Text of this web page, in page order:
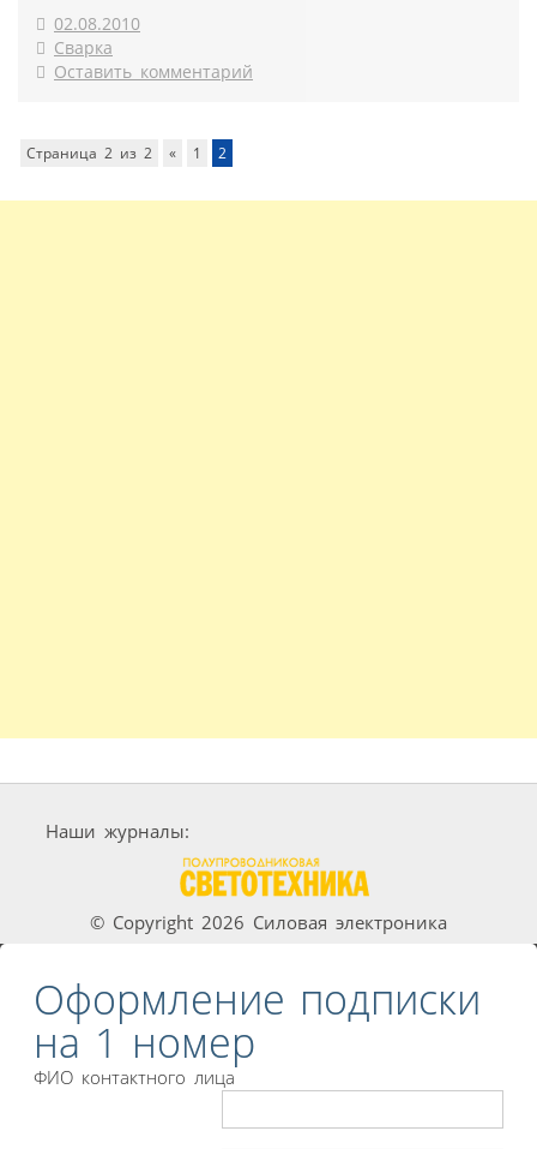
02.08.2010
Сварка
Оставить комментарий
Страница 2 из 2 « 1 2
Наши журналы:
© Copyright 2026 Силовая электроника
Оформление подписки
на 1 номер
ФИО контактного лица